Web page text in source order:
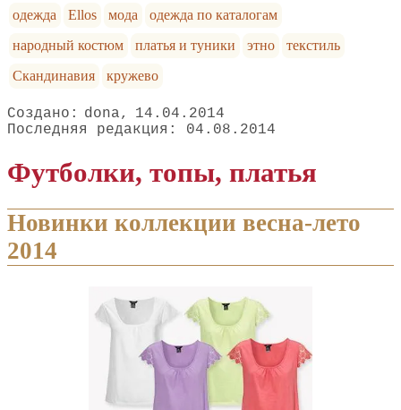
одежда
Ellos мода
одежда по каталогам
народный костюм
платья и туники этно
текстиль
Скандинавия
кружево
dona
14.04.2014
04.08.2014
Футболки, топы, платья
Новинки коллекции весна-лето
2014